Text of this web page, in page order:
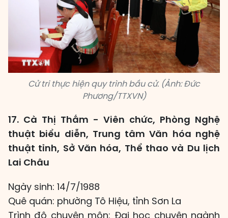
Cử tri thực hiện quy trình bầu cử. (Ảnh: Đức
Phương/TTXVN)
17. Cà Thị Thắm - Viên chức, Phòng Nghệ
thuật biểu diễn, Trung tâm Văn hóa nghệ
thuật tỉnh, Sở Văn hóa, Thể thao và Du lịch
Lai Châu
Ngày sinh: 14/7/1988
Quê quán: phường Tô Hiệu, tỉnh Sơn La
Trình độ chuyên môn: Đại học chuyên ngành